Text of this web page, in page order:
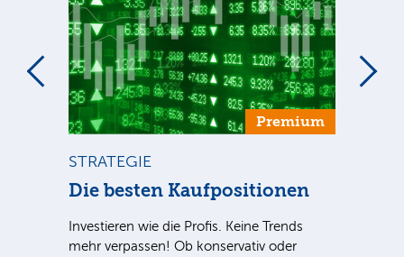
Premium
STRATEGIE
Die besten Kaufpositionen
Investieren wie die Profis. Keine Trends
mehr verpassen! Ob konservativ oder